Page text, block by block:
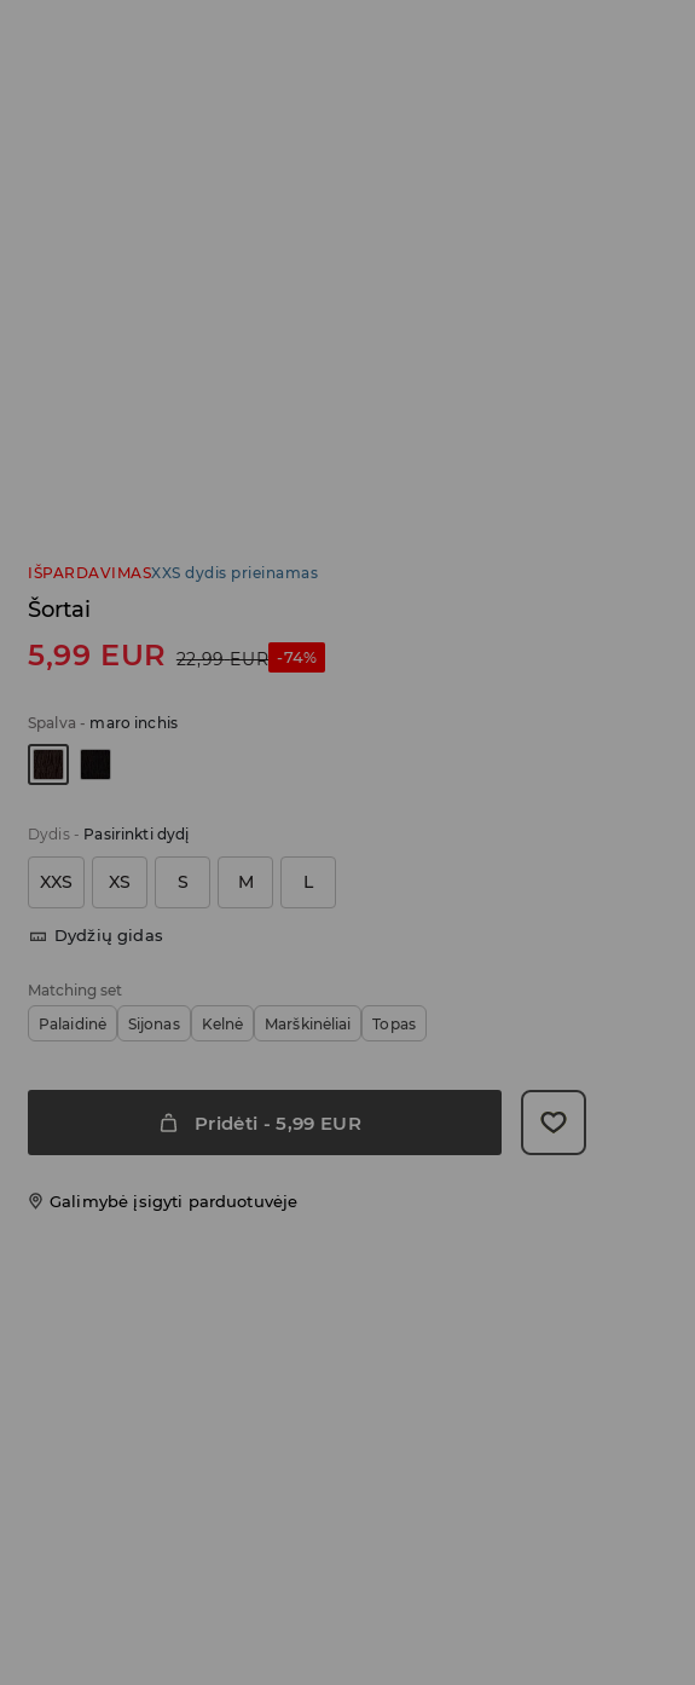
IŠPARDAVIMASXXS dydis prieinamas
Šortai
5,99 EUR 22,99 EUR -74%
Spalva - maro inchis
Dydis- Pasirinkti dydį
XXS XS S M L
Dydžių gidas
Matching set
Palaidinė
Sijonas Kelnė Marškinėliai Topas
Pridėti -5,99 EUR
Galimybė įsigyti parduotuvėje